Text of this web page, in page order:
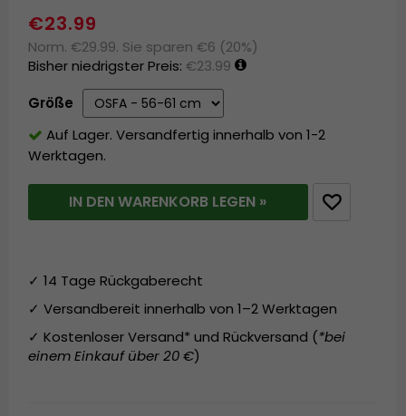
€23.99
Norm. €29.99. Sie sparen €6 (20%)
Bisher niedrigster Preis: €23.99
Größe
Auf Lager. Versandfertig innerhalb von 1-2
Werktagen.
IN DEN WARENKORB LEGEN »
✓ 14 Tage Rückgaberecht
✓ Versandbereit innerhalb von 1–2 Werktagen
✓ Kostenloser Versand* und Rückversand (*bei
einem Einkauf über 20 €)